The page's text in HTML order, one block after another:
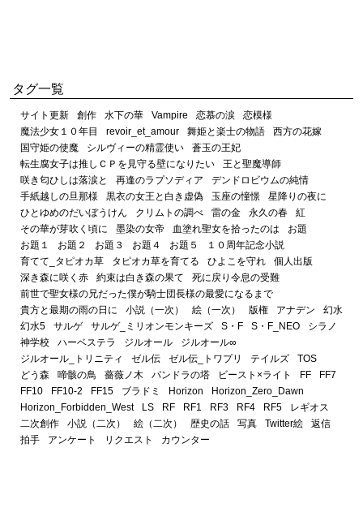
タグ一覧
サイト更新 創作 水下の華 Vampire 恋慕の涙
恋模様
魔法少女１０年目
revoir_et_amour 舞姫と楽士の物語
西方の花嫁
国守姫の使魔
シルヴィーの精霊使い
蒼玉の王妃
転生腐女子は推しＣＰを見守る壁になりたい
王と聖魔導師
咲き匂ひしは落涙と
再逢のラプソディア
デンドロビウムの純情
手紙越しの旦那様
黒衣の女王と白き虚偽 玉座の憧憬
星降りの夜に
ひとゆめのだいぼうけん
クリムトの調べ 雷の金 永久の春
紅
その華が芽吹く頃に
墨染の女帝 血塗れ聖女を拾ったのは
お題
お題１
お題２ お題３ お題４ お題５
１０周年記念小説
育てて_タピオカ草
タピオカ草を育てる ひよこを守れ
個人出版
深き森に咲く赤
約束は白き森の果て
死に戻り令息の受難
前世で聖女様の兄だった僕が騎士団長様の最愛になるまで
貴方と最期の雨の日に
小説（一次） 絵（一次） 版権 アナデン
幻水
幻水5
サルゲ サルゲ_ミリオンモンキーズ S・F S・F_NEO
シラノ
神学校
ハーベステラ ジルオール
ジルオール∞
ジルオール_トリニティ
ゼル伝 ゼル伝_トワプリ テイルズ
TOS
どう森
啼骸の鳥 薔薇ノ木 パンドラの塔 ビースト×ライト FF
FF7
FF10
FF10-2 FF15 ブラドミ Horizon
Horizon_Zero_Dawn
Horizon_Forbidden_West
LS RF RF1 RF3 RF4 RF5
レギオス
二次創作
小説（二次） 絵（二次） 歴史の話 写真 Twitter絵
返信
拍手
アンケート リクエスト カウンター